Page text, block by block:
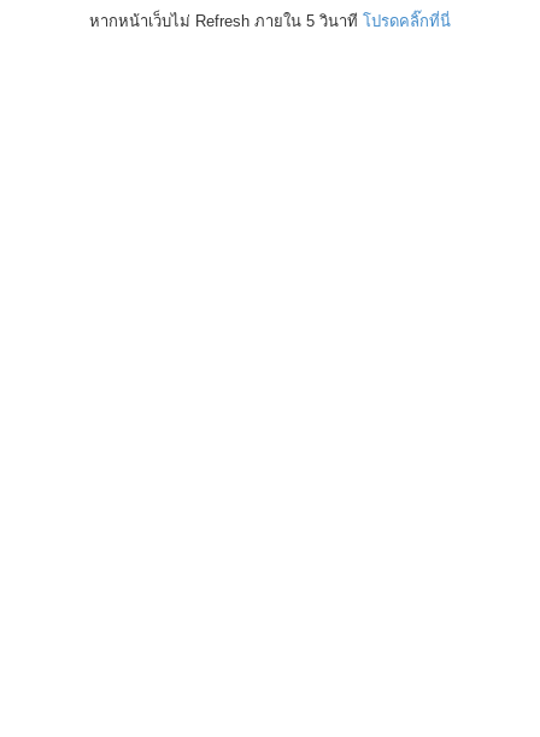
หากหน้าเว็บไม่ Refresh ภายใน 5 วินาที โปรดคลิ๊กที่นี่